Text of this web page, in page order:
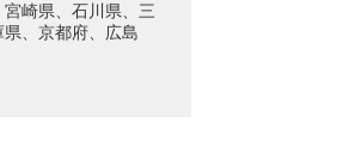
崎県、石川県、三
、京都府、広島